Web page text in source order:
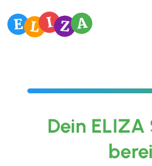
Dein